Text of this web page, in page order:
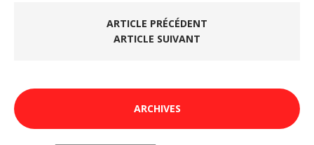
ARTICLE PRÉCÉDENT
ARTICLE SUIVANT
ARCHIVES